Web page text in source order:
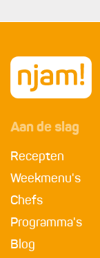
Aan de slag
Recepten
Weekmenu's
Chefs
Programma's
Blog